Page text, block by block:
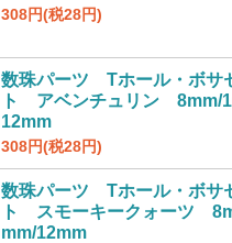
308円(税28円)
数珠パーツ Tホール・ボサ
ト アベンチュリン 8mm/
12mm
308円(税28円)
数珠パーツ Tホール・ボサ
ト スモーキークォーツ
mm/12mm